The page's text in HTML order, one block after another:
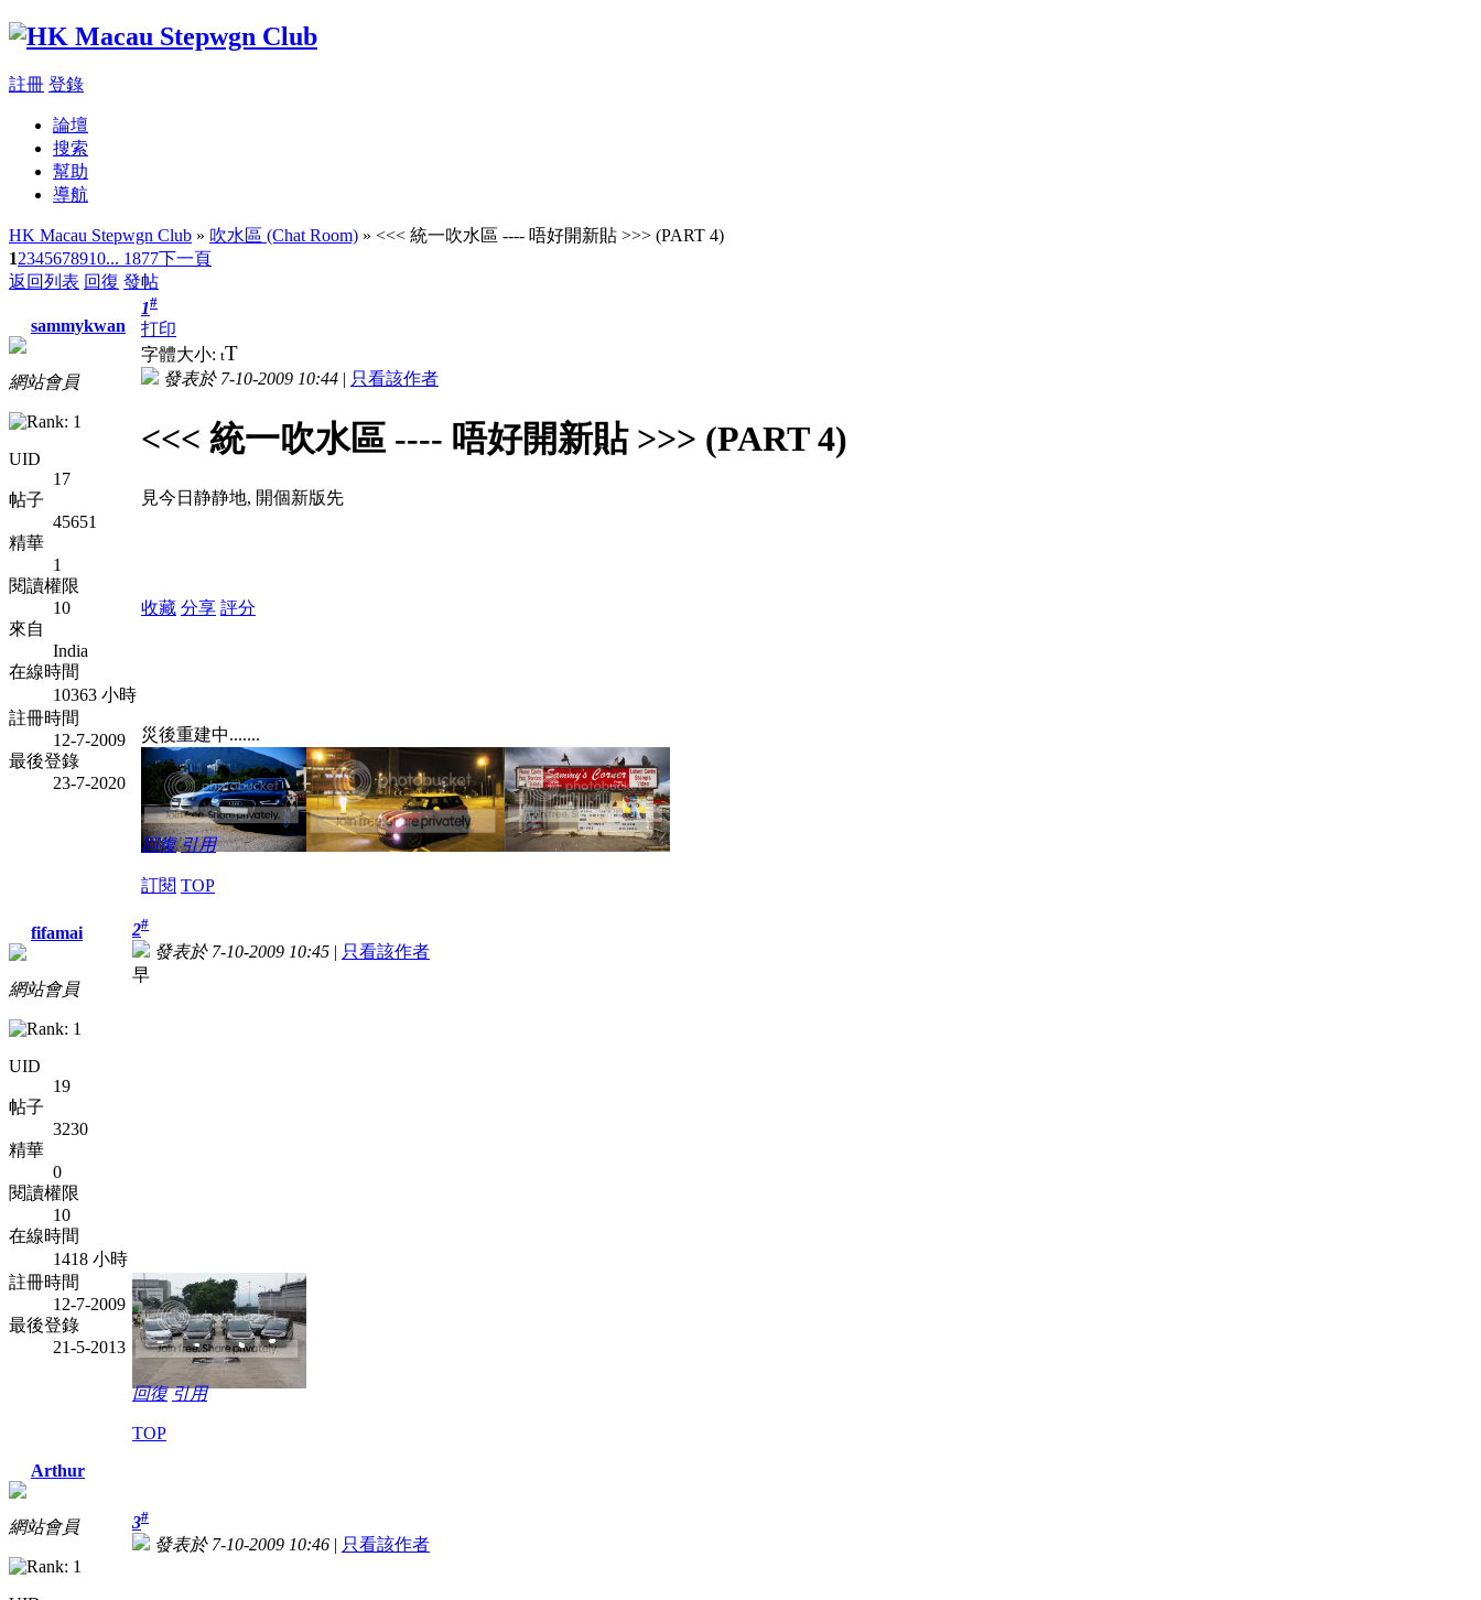
註冊 登錄
論壇
搜索
幫助
導航
HK Macau Stepwgn Club » 吹水區 (Chat Room) » <<< 統一吹水區 ---- 唔好開新貼 >>> (PART 4)
12345678910... 1877下一頁
返回列表 回復 發帖
sammykwan
網站會員
UID
17
帖子
45651
精華
1
閱讀權限
10
來自
India
在線時間
10363 小時
註冊時間
12-7-2009
最後登錄
23-7-2020
1#
打印
字體大小: tT
發表於 7-10-2009 10:44 | 只看該作者
<<< 統一吹水區 ---- 唔好開新貼 >>> (PART 4)
見今日静静地, 開個新版先
收藏 分享 評分
災後重建中.......
回復 引用
訂閱 TOP
fifamai
網站會員
UID
19
帖子
3230
精華
0
閱讀權限
10
在線時間
1418 小時
註冊時間
12-7-2009
最後登錄
21-5-2013
2#
發表於 7-10-2009 10:45 | 只看該作者
早
回復 引用
TOP
Arthur
網站會員 3#
發表於 7-10-2009 10:46 | 只看該作者